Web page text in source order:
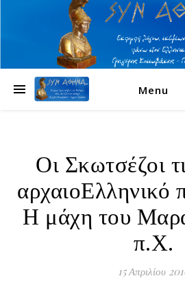
Menu
Οι Σκωτσέζοι
αρχαιοΕλληνικό
Η μάχη του
π.Χ.
15 Απριλίου